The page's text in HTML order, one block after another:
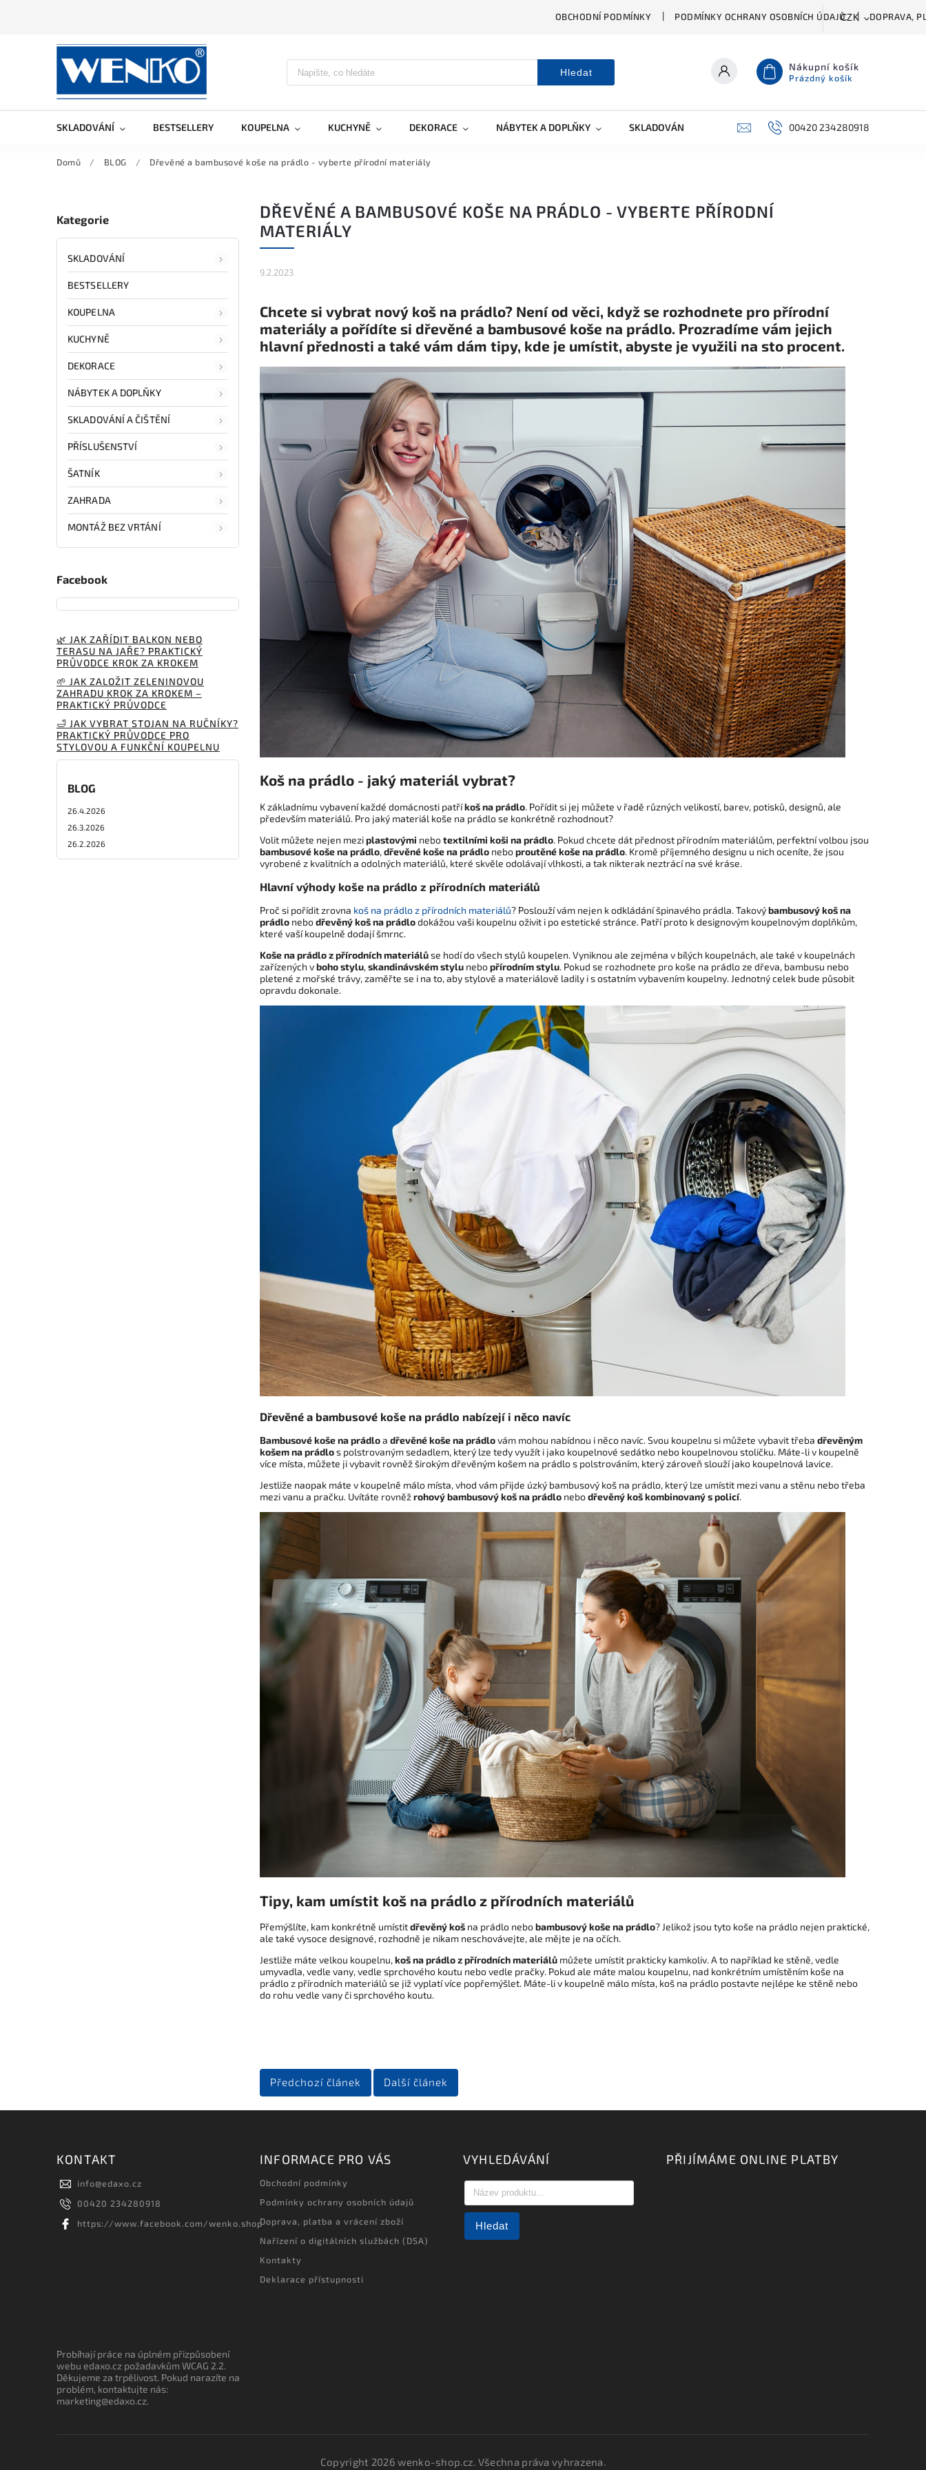
OBCHODNÍ PODMÍNKY PODMÍNKY OCHRANY OSOBNÍCH ÚDAJŮ DOPRAVA,
CZK
Hledat Nákupní košík
Prázdný košík
SKLADOVÁNÍ BESTSELLERY KOUPELNA KUCHYNĚ DEKORACE NÁBYTEK A DOPLŇKY SKLADOVÁNÍ A ČIŠTĚNÍ PŘÍSLUŠENSTVÍ
00420 234280918
Domů / BLOG / Dřevěné a bambusové koše na prádlo - vyberte přírodní materiály
Kategorie
SKLADOVÁNÍ
BESTSELLERY
KOUPELNA
KUCHYNĚ
DEKORACE
NÁBYTEK A DOPLŇKY
SKLADOVÁNÍ A ČIŠTĚNÍ
PŘÍSLUŠENSTVÍ
ŠATNÍK
ZAHRADA
MONTÁŽ BEZ VRTÁNÍ
Facebook
🌿 JAK ZAŘÍDIT BALKON NEBO
TERASU NA JAŘE? PRAKTICKÝ
PRŮVODCE KROK ZA KROKEM
🌱 JAK ZALOŽIT ZELENINOVOU
ZAHRADU KROK ZA KROKEM –
PRAKTICKÝ PRŮVODCE
🛁 JAK VYBRAT STOJAN NA RUČNÍKY?
PRAKTICKÝ PRŮVODCE PRO
STYLOVOU A FUNKČNÍ KOUPELNU
BLOG
26.4.2026
26.3.2026
26.2.2026
DŘEVĚNÉ A BAMBUSOVÉ KOŠE NA PRÁDLO - VYBERTE PŘÍRODNÍ
MATERIÁLY
9.2.2023
Chcete si vybrat nový koš na prádlo? Není od věci, když se rozhodnete pro přírodní
materiály a pořídíte si dřevěné a bambusové koše na prádlo. Prozradíme vám jejich
hlavní přednosti a také vám dám tipy, kde je umístit, abyste je využili na sto procent.
Koš na prádlo - jaký materiál vybrat?
K základnímu vybavení každé domácnosti patříkoš na prádlo. Pořídit si jej můžete v řadě různých velikostí, barev, potisků, designů, ale
především materiálů. Pro jaký materiál koše na prádlo se konkrétně rozhodnout?
Volit můžete nejen meziplastovými nebotextilními koši na prádlo. Pokud chcete dát přednost přírodním materiálům, perfektní volbou jsou
bambusové koše na prádlo,dřevěné koše na prádlo neboproutěné koše na prádlo. Kromě příjemného designu u nich oceníte, že jsou
vyrobené z kvalitních a odolných materiálů, které skvěle odolávají vlhkosti, a tak nikterak neztrácí na své kráse.
Hlavní výhody koše na prádlo z přírodních materiálů
Proč si pořídit zrovna koš na prádlo z přírodních materiálů? Poslouží vám nejen k odkládání špinavého prádla. Takovýbambusový koš na
prádlo nebodřevěný koš na prádlodokážou vaši koupelnu oživit i po estetické stránce. Patří proto k designovým koupelnovým doplňkům,
které vaší koupelně dodají šmrnc.
Koše na prádlo z přírodních materiálůse hodí do všech stylů koupelen. Vyniknou ale zejména v bílých koupelnách, ale také v koupelnách
zařízených vboho stylu,skandinávském stylu nebopřírodním stylu. Pokud se rozhodnete pro koše na prádlo ze dřeva, bambusu nebo
pletené z mořské trávy, zaměřte se i na to, aby stylově a materiálově ladily i s ostatním vybavením koupelny. Jednotný celek bude působit
opravdu dokonale.
Dřevěné a bambusové koše na prádlo nabízejí i něco navíc
Bambusové koše na prádloa dřevěné koše na prádlovám mohou nabídnou i něco navíc. Svou koupelnu si můžete vybavit třeba dřevěným
košem na prádlos polstrovaným sedadlem, který lze tedy využít i jako koupelnové sedátko nebo koupelnovou stoličku. Máte-li v koupelně
více místa, můžete ji vybavit rovněž širokým dřevěným košem na prádlo s polstrováním, který zároveň slouží jako koupelnová lavice.
Jestliže naopak máte v koupelně málo místa, vhod vám přijde úzký bambusový koš na prádlo, který lze umístit mezi vanu a stěnu nebo třeba
mezi vanu a pračku. Uvítáte rovněžrohový bambusový koš na prádlo nebodřevěný koš kombinovaný s policí.
Tipy, kam umístit koš na prádlo z přírodních materiálů
Přemýšlíte, kam konkrétně umístitdřevěný koš na prádlo nebobambusový koše na prádlo? Jelikož jsou tyto koše na prádlo nejen praktické,
ale také vysoce designové, rozhodně je nikam neschovávejte, ale mějte je na očích.
Jestliže máte velkou koupelnu,koš na prádlo z přírodních materiálů můžete umístit prakticky kamkoliv. A to například ke stěně, vedle
umyvadla, vedle vany, vedle sprchového koutu nebo vedle pračky. Pokud ale máte malou koupelnu, nad konkrétním umístěním koše na
prádlo z přírodních materiálů se již vyplatí více popřemýšlet. Máte-li v koupelně málo místa, koš na prádlo postavte nejlépe ke stěně nebo
do rohu vedle vany či sprchového koutu.
Předchozí článek Další článek
KONTAKT
info@edaxo.cz
00420 234280918
https://www.facebook.com/wenko.shop
INFORMACE PRO VÁS
Obchodní podmínky
Podmínky ochrany osobních údajů
Doprava, platba a vrácení zboží
Nařízení o digitálních službách (DSA)
Kontakty
Deklarace přístupnosti
VYHLEDÁVÁNÍ
Hledat
PŘIJÍMÁME ONLINE PLATBY
Probíhají práce na úplném přizpůsobení
webu edaxo.cz požadavkům WCAG 2.2.
Děkujeme za trpělivost. Pokud narazíte na
problém, kontaktujte nás:
marketing@edaxo.cz.
Copyright 2026wenko-shop.cz. Všechna práva vyhrazena.